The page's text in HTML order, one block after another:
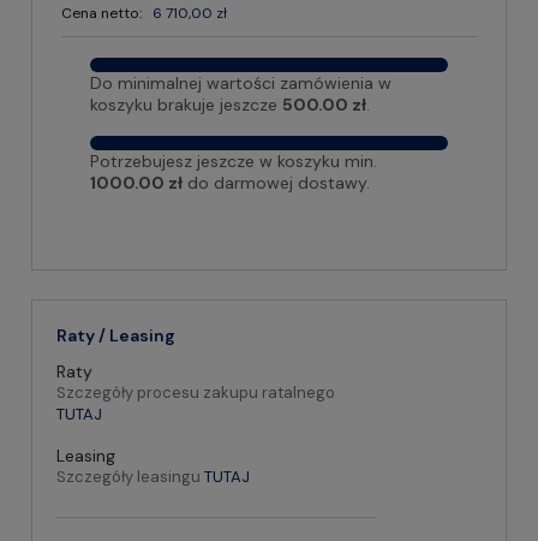
Cena netto: 6 710,00 zł
Do minimalnej wartości zamówienia w
koszyku brakuje jeszcze 500.00 zł.
Potrzebujesz jeszcze w koszyku min.
1000.00 zł do darmowej dostawy.
Raty / Leasing
Raty
Szczegóły procesu zakupu ratalnego
TUTAJ
Leasing
Szczegóły leasingu TUTAJ